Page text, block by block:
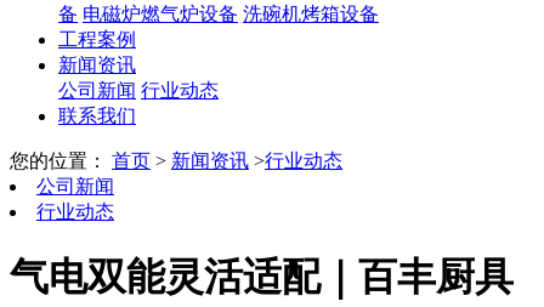
备 电磁炉燃气炉设备 洗碗机烤箱设备
工程案例
新闻资讯
公司新闻 行业动态
联系我们
您的位置： 首页 > 新闻资讯 >行业动态
公司新闻
行业动态
气电双能灵活适配｜百丰厨具